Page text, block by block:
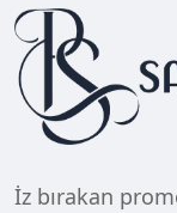
İz bırakan